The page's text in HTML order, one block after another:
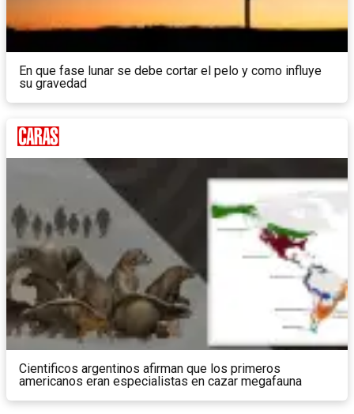
En que fase lunar se debe cortar el pelo y como influye
su gravedad
Cientificos argentinos afirman que los primeros
americanos eran especialistas en cazar megafauna